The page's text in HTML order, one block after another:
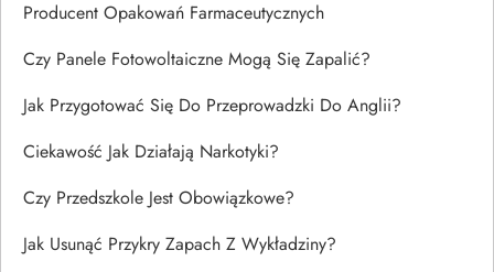
Producent Opakowań Farmaceutycznych
Czy Panele Fotowoltaiczne Mogą Się Zapalić?
Jak Przygotować Się Do Przeprowadzki Do Anglii?
Ciekawość Jak Działają Narkotyki?
Czy Przedszkole Jest Obowiązkowe?
Jak Usunąć Przykry Zapach Z Wykładziny?